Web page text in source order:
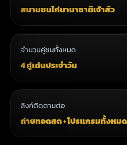
สนามชนไก่นานาชาติเจ้าสัว
จำนวนคู่ชนทั้งหมด
4 คู่เด่นประจำวัน
ลิงก์ติดตามต่อ
ถ่ายทอดสด • โปรแกรมทั้งหม